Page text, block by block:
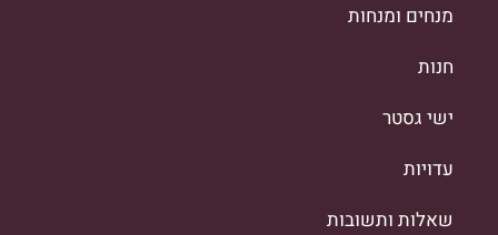
מנחים ומנחות
חנות
ישי גסטר
עדויות
שאלות ותשובות